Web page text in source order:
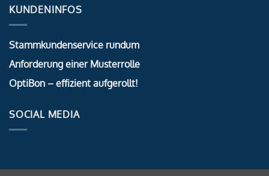
KUNDENINFOS
Stammkundenservice rundum
Anforderung einer Musterrolle
OptiBon – effizient aufgerollt!
SOCIAL MEDIA